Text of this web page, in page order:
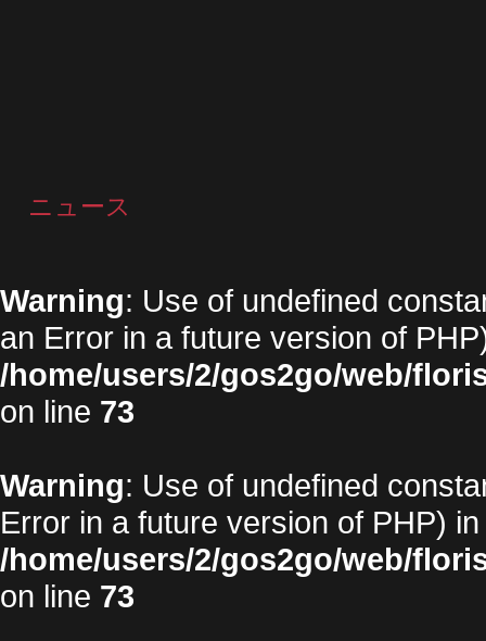
ニュース
Warning: Use of undefined
an Error in a future version of
/home/users/2/gos2go/web/
on line 73
Warning: Use of undefined
Error in a future version of PHP) in
/home/users/2/gos2go/web/
on line 73